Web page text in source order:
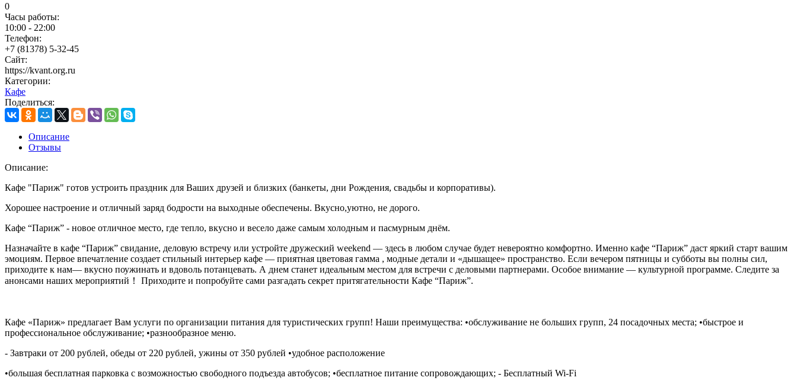
0
Часы работы:
10:00 - 22:00
Телефон:
+7 (81378) 5-32-45
Сайт:
https://kvant.org.ru
Категории:
Кафе
Поделиться:
Описание
Отзывы
Описание:
Кафе "Париж" готов устроить праздник для Ваших друзей и близких (банкеты, дни Рождения, свадьбы и корпоративы).
Хорошее настроение и отличный заряд бодрости на выходные обеспечены. Вкусно,уютно, не дорого.
Кафе “Париж” - новое отличное место, где тепло, вкусно и весело даже самым холодным и пасмурным днём.
Назначайте в кафе “Париж” свидание, деловую встречу или устройте дружеский weekend — здесь в любом случае будет невероятно комфортно. Именно кафе “Париж” даст яркий старт вашим
эмоциям. Первое впечатление создает стильный интерьер кафе — приятная цветовая гамма , модные детали и «дышащее» пространство. Если вечером пятницы и субботы вы полны сил,
приходите к нам— вкусно поужинать и вдоволь потанцевать. А днем станет идеальным местом для встречи с деловыми партнерами. Особое внимание — культурной программе. Следите за
анонсами наших мероприятий！ Приходите и попробуйте сами разгадать секрет притягательности Кафе “Париж”.
Кафе «Париж» предлагает Вам услуги по организации питания для туристических групп! Наши преимущества: •обслуживание не больших групп, 24 посадочных места; •быстрое и
профессиональное обслуживание; •разнообразное меню.
- Завтраки от 200 рублей, обеды от 220 рублей, ужины от 350 рублей •удобное расположение
•большая бесплатная парковка с возможностью свободного подъезда автобусов; •бесплатное питание сопровождающих; - Бесплатный Wi-Fi